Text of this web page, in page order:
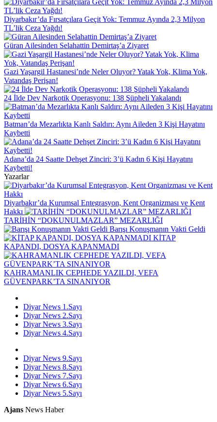
Diyarbakır’da Fırsatçılara Geçit Yok: Temmuz Ayında 2,3 Milyon
TL’lik Ceza Yağdı!
Güran Ailesinden Selahattin Demirtaş’a Ziyaret
Gazi Yaşargil Hastanesi’nde Neler Oluyor? Yatak Yok, Klima Yok,
Vatandaş Perişan!
24 İlde Dev Narkotik Operasyonu: 138 Şüpheli Yakalandı
Batman’da Mezarlıkta Kanlı Saldırı: Aynı Aileden 3 Kişi Hayatını
Kaybetti
Adana’da 24 Saatte Dehşet Zinciri: 3’ü Kadın 6 Kişi Hayatını
Kaybetti!
Yazarlar
Diyarbakır’da Kurumsal Entegrasyon, Kent Organizması ve Kent
Hakkı
TARİHİN “DOKUNULMAZLAR” MEZARLIĞI
Barışı Konuşmanın Vakti Geldi
KİTAP
KAPANDI, DOSYA KAPANMADI
KAHRAMANLIK CEPHEDE YAZILDI, VEFA
GÜVENPARK’TA SINANIYOR
Diyar News 1.Sayı
Diyar News 2.Sayı
Diyar News 3.Sayı
Diyar News 4.Sayı
Diyar News 9.Sayı
Diyar News 8.Sayı
Diyar News 7.Sayı
Diyar News 6.Sayı
Diyar News 5.Sayı
Ajans News Haber